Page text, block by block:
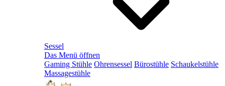
Sessel
Das Menü öffnen
Gaming Stühle Ohrensessel Bürostühle Schaukelstühle
Massagestühle